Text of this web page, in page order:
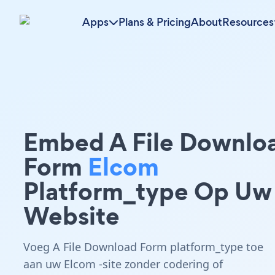
Apps Plans & PricingAboutResources
Embed A File
Form Elcom
Platform_type Op Uw
Website
Voeg A File Download Form platform_type toe
aan uw Elcom -site zonder codering of